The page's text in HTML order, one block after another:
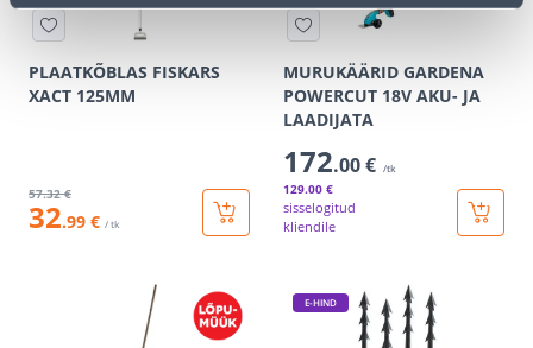
PLAATKÕBLAS FISKARS
XACT 125MM
57.32 €
32.99 € / tk
MURUKÄÄRID GARDENA
POWERCUT 18V AKU- JA
LAADIJATA
172.00 € /tk
129.00 €
sisselogitud
kliendile
E-HIND